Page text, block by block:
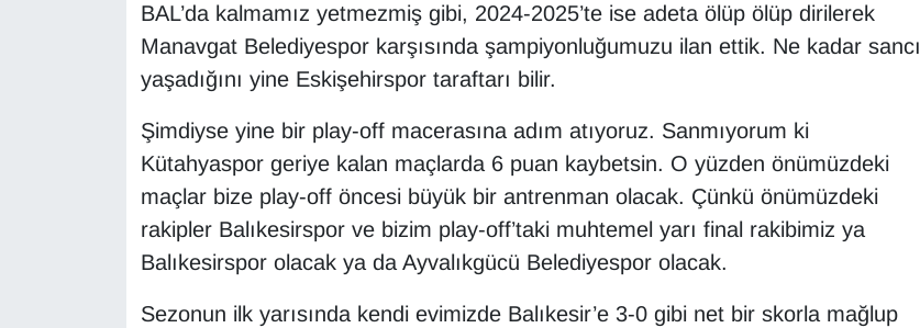
BAL’da kalmamız yetmezmiş gibi, 2024-2025’te ise adeta ölüp ölüp dirilerek
Manavgat Belediyespor karşısında şampiyonluğumuzu ilan ettik. Ne kadar sancı
yaşadığını yine Eskişehirspor taraftarı bilir.
Şimdiyse yine bir play-off macerasına adım atıyoruz. Sanmıyorum ki
Kütahyaspor geriye kalan maçlarda 6 puan kaybetsin. O yüzden önümüzdeki
maçlar bize play-off öncesi büyük bir antrenman olacak. Çünkü önümüzdeki
rakipler Balıkesirspor ve bizim play-off’taki muhtemel yarı final rakibimiz ya
Balıkesirspor olacak ya da Ayvalıkgücü Belediyespor olacak.
Sezonun ilk yarısında kendi evimizde Balıkesir’e 3-0 gibi net bir skorla mağlup